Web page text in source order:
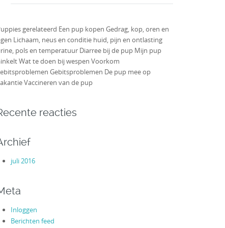
gerelateerd Een pup kopen Gedrag, kop, oren en
Lichaam, neus en conditie huid, pijn en ontlasting
pols en temperatuur Diarree bij de pup Mijn pup
Wat te doen bij wespen Voorkom
Gebitsproblemen De pup mee op
Vaccineren van de pup
reacties
juli 2016
Inloggen
Berichten feed